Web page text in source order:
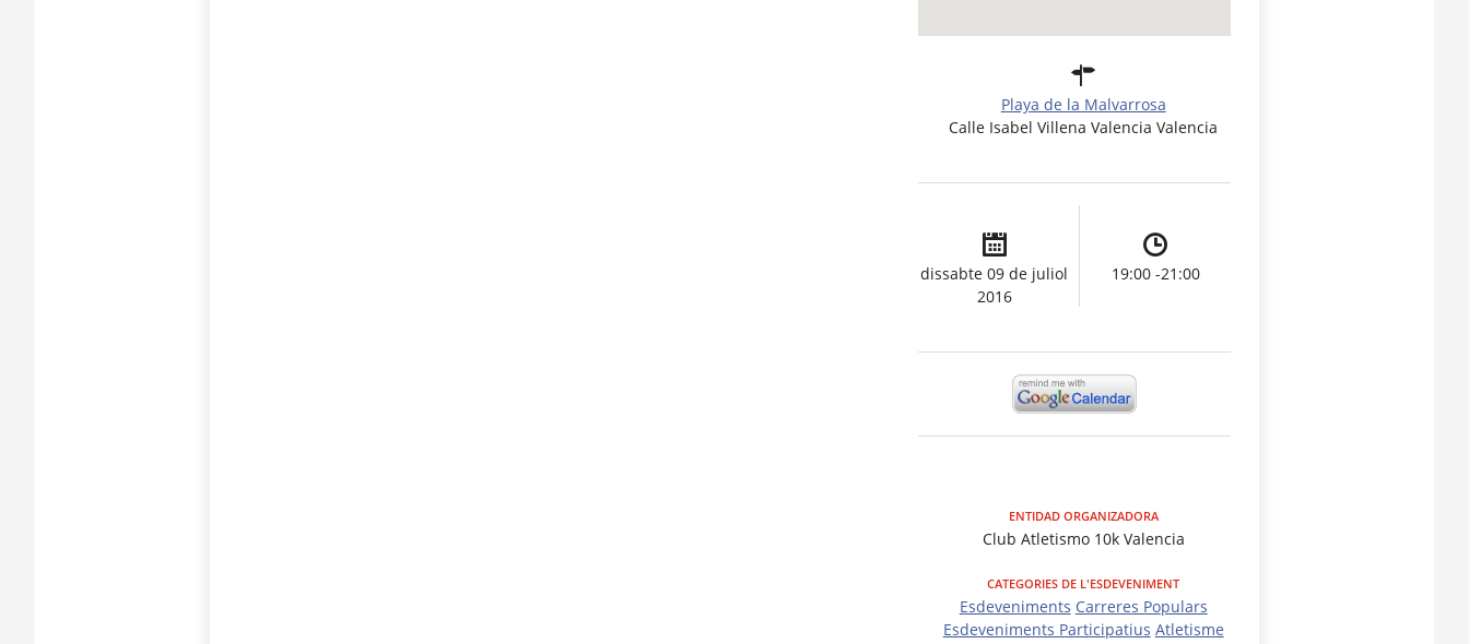
Playa de la Malvarrosa
Calle Isabel Villena Valencia Valencia
dissabte 09 de juliol
2016
19:00 -21:00
ENTIDAD ORGANIZADORA
Club Atletismo 10k Valencia
CATEGORIES DE L'ESDEVENIMENT
Esdeveniments Carreres Populars
Esdeveniments Participatius Atletisme